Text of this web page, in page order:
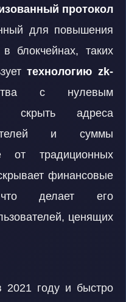
протокол
для повышения
блокчейнах, таких
технологию zk-
с нулевым
скрыть адреса
и суммы
от традиционных
финансовые
делает его
ценящих
2021 году и быстро